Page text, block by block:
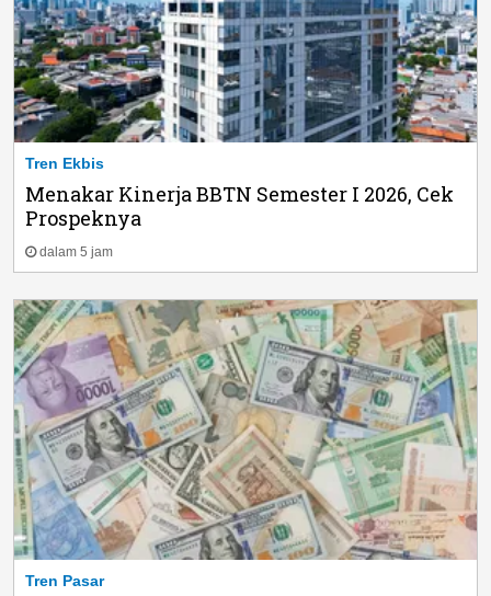
Tren Ekbis
Menakar Kinerja BBTN Semester I 2026, Cek
Prospeknya
dalam 5 jam
Tren Pasar